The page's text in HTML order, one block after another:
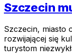
Szczecin
Szczecin, miasto
rozwijającej się
turystom